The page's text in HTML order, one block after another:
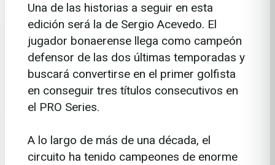
Una de las historias a seguir en esta
edición será la de Sergio Acevedo. El
jugador bonaerense llega como campeón
defensor de las dos últimas temporadas y
buscará convertirse en el primer golfista
en conseguir tres títulos consecutivos en
el PRO Series.
A lo largo de más de una década, el
circuito ha tenido campeones de enorme